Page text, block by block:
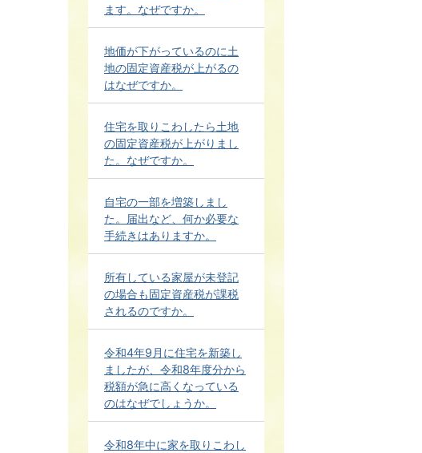
ます。なぜですか。
地価が下がっているのに土
地の固定資産税が上がるの
はなぜですか。
住宅を取りこわしたら土地
の固定資産税が上がりまし
た。なぜですか。
自宅の一部を増築しまし
た。届出など、何か必要な
手続きはありますか。
所有している家屋が未登記
の場合も固定資産税が課税
されるのですか。
令和4年9月に住宅を新築し
ましたが、令和8年度分から
税額が急に高くなっている
のはなぜでしょうか。
令和8年中に家を取りこわし